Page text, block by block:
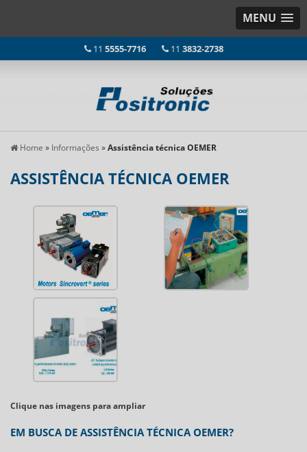
MENU
11 5555-7716 11 3832-2738
Home » Informações »Assistência técnica OEMER
ASSISTÊNCIA TÉCNICA OEMER
Clique nas imagens para ampliar
EM BUSCA DE ASSISTÊNCIA TÉCNICA OEMER?